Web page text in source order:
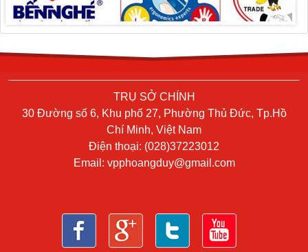
TRỤ SỞ CHÍNH
30 Đường số 6, Khu phố 27, Phường Thủ Đức, Tp.Hồ
Chí Minh, Việt Nam
Điện thoại: (028)37223012
Email: vpphoangduy@gmail.com